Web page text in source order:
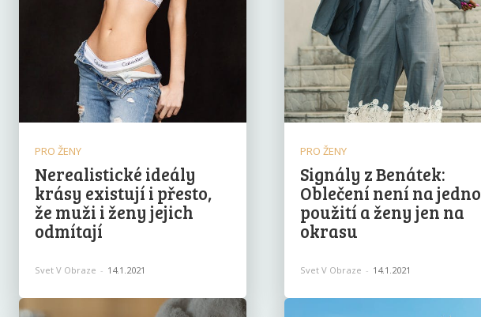
PRO ŽENY
Nerealistické ideály
krásy existují i ​​přesto,
že muži i ženy jejich
odmítají
Svet V Obraze - 14.1.2021
PRO ŽENY
Signály z Benátek:
Oblečení není na jedno
použití a ženy jen na
okrasu
Svet V Obraze - 14.1.2021